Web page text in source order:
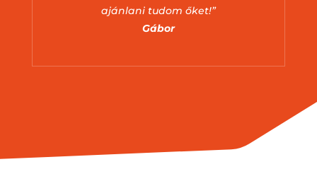
ajánlani tudom őket!”
Gábor